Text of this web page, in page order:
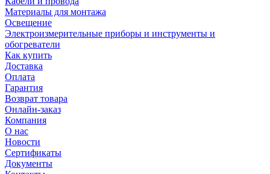
Материалы для монтажа
Освещение
Электроизмерительные приборы и инструменты и
обогреватели
Как купить
Доставка
Оплата
Гарантия
Возврат товара
Онлайн-заказ
Компания
О нас
Новости
Сертификаты
Документы